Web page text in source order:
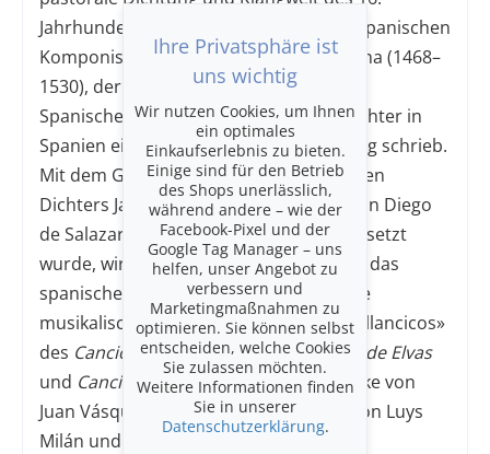
Jahrhunderts ein. Sie beginnt mit dem spanischen
Komponisten und Dichter Juan del Encina (1468–
1530), der als erster Vergils Eklogien
Spanische übersetzte und als erster Dichter in
Spanien einen eigenen pastoralen Dialog schrieb.
Mit dem GedichtArcadiades italienischen
Dichters Jacopo Sannazaro, das 1547 von Diego
de Salazar in Toledo ins Spanische übersetzt
wurde, wird der italienische Einfluss auf das
spanische Arkadien nachgezeichnet. Die
musikalischen Quellen umfassen die «villancicos»
des Cancionero de Palacio,Cancionero de Elvas
und Cancionero de Medinaceli, die Werke von
Juan Vásquez und die Vihuela-Bücher von Luys
Milán und Alonso Mudarra.
Ihre Privatsphäre ist
uns wichtig
Wir nutzen Cookies, um Ihnen
ein optimales
Einkaufserlebnis zu bieten.
Einige sind für den Betrieb
des Shops unerlässlich,
während andere – wie der
Facebook-Pixel und der
Google Tag Manager – uns
helfen, unser Angebot zu
verbessern und
Marketingmaßnahmen zu
optimieren. Sie können selbst
entscheiden, welche Cookies
Sie zulassen möchten.
Weitere Informationen finden
Sie in unserer
Datenschutzerklärung.